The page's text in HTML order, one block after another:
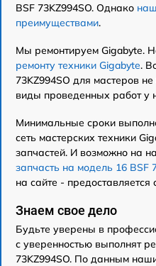
BSF 73KZ994SO. Однако
преимуществами.
Мы ремонтируем Gigabyte.
ремонту техники Gigabyte.
73KZ994SO для мастеров
виды проведенных работ у
Минимальные сроки
сеть мастерских техники
запчастей. И возможно на
запчасть на модель 16 BSF
на сайте - предоставляется
Знаем свое дело
Будьте уверены в
с уверенностью выполнят
73KZ994SO. По данным